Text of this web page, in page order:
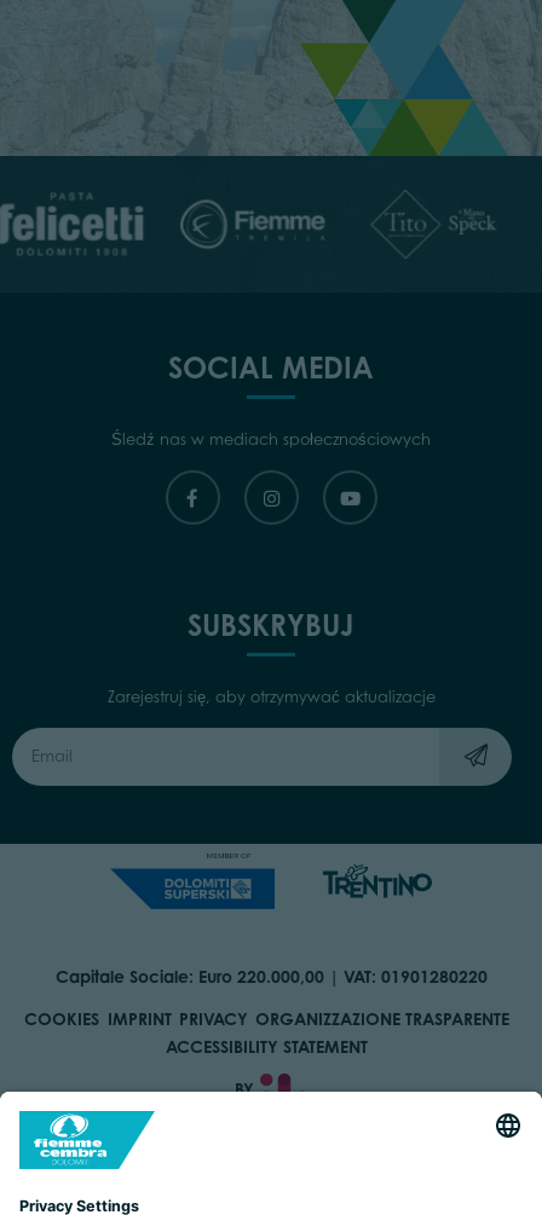
SOCIAL MEDIA
Śledź nas w mediach społecznościowych
SUBSKRYBUJ
Zarejestruj się, aby otrzymywać aktualizacje
Capitale Sociale: Euro 220.000,00 | VAT: 01901280220
COOKIES IMPRINT PRIVACY ORGANIZZAZIONE TRASPARENTE
ACCESSIBILITY STATEMENT
BY